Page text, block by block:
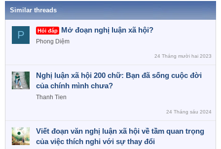
Similar threads
P Hỏi đáp Mở đoạn nghị luận xã hội?
Phong Diệm
24 Tháng mười hai 2023
Nghị luận xã hội 200 chữ: Bạn đã sống cuộc đời
của chính mình chưa?
Thanh Tien
24 Tháng sáu 2024
Viết đoạn văn nghị luận xã hội về tầm quan trọng
của việc thích nghi với sự thay đổi